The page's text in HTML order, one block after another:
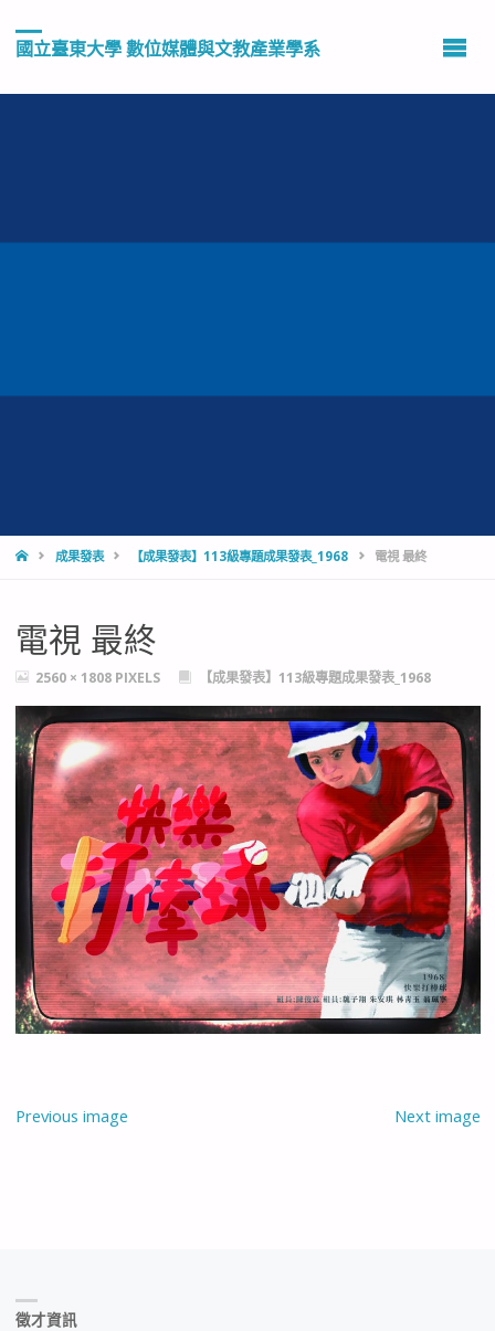
國立臺東大學 數位媒體與文教產業學系
HOME成果發表 【成果發表】113級專題成果發表_1968 電視 最終
電視 最終
FULL2560 × 1808 PIXELS 【成果發表】113級專題成果發表_1968
Previous image Next image
徵才資訊